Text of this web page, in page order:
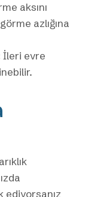
aksını
azlığına
İleri evre
ediyorsanız